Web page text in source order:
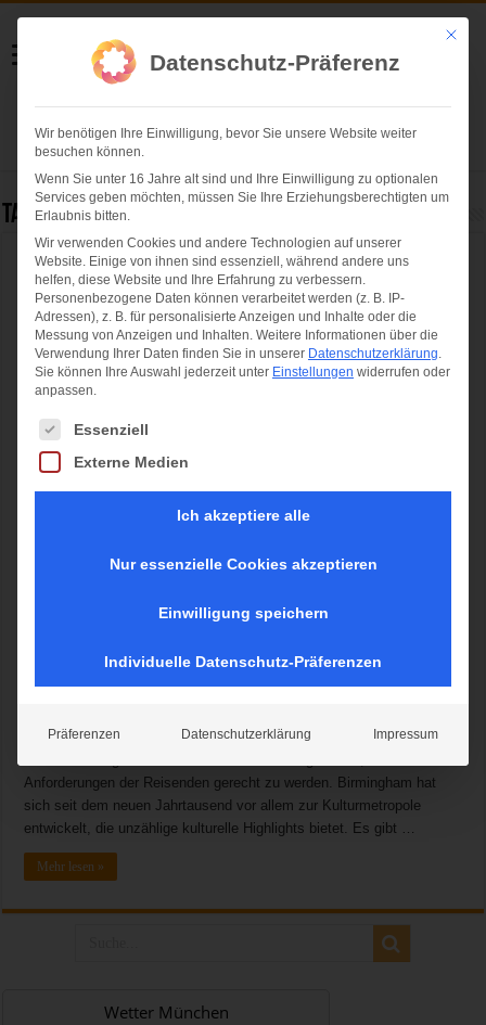
Helmut Swoboda
Fotografie
Herzlich willkommen
Tag Archives:
Mit bmi regional von Nürnberg nach
Birmingham
Jochen Schnadt, CCO von bmi regional: „Wir freuen uns über diese
Geschäftsreisenden und Urlauber gleichermaßen nutzen können.
Destinationen und Verbindungen zu bieten. Beste Qualität,
exzellenter Service und Professionalität sind unser Markenzeichen
Destination in Deutschland zu unserem stetig wachsenden Netzwerk.
Anforderungen der Reisenden gerecht zu werden. Birmingham hat
sich seit dem neuen Jahrtausend vor allem zur Kulturmetropole
entwickelt, die unzählige kulturelle Highlights bietet. Es gibt …
Mehr lesen »
Wetter München
Mit
Datenschutz-Präferenz
Wir benötigen Ihre Einwilligung, bevor Sie unsere Website weiter
besuchen können.
Wenn Sie unter 16 Jahre alt sind und Ihre Einwilligung zu optionalen
Services geben möchten, müssen Sie Ihre Erziehungsberechtigten um
Erlaubnis bitten.
Wir verwenden Cookies und andere Technologien auf unserer
Website. Einige von ihnen sind essenziell, während andere uns
helfen, diese Website und Ihre Erfahrung zu verbessern.
Personenbezogene Daten können verarbeitet werden (z. B. IP-
Adressen), z. B. für personalisierte Anzeigen und Inhalte oder die
Messung von Anzeigen und Inhalten. Weitere Informationen über die
Verwendung Ihrer Daten finden Sie in unserer Datenschutzerklärung.
Sie können Ihre Auswahl jederzeit unter Einstellungen widerrufen oder
anpassen.
Es folgt eine Liste der Service-Gruppen, für die eine Einwilligung
Essenziell
Externe Medien
Ich akzeptiere alle
Nur essenzielle Cookies akzeptieren
Einwilligung speichern
Individuelle Datenschutz-Präferenzen
Präferenzen Datenschutzerklärung Impressum